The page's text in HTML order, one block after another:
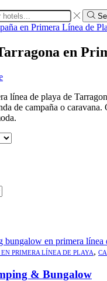
en Primera Línea de
en
línea de playa de
de campaña o
PRIMERA LÍNEA DE PLAYA,
& Bungalow